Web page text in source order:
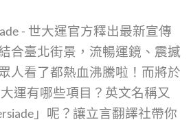
- 世大運官方釋出最新宣傳
合臺北街景，流暢運鏡、震撼
人看了都熱血沸騰啦！而將於
運有哪些項目？英文名稱又
」呢？讓立言翻譯社帶你